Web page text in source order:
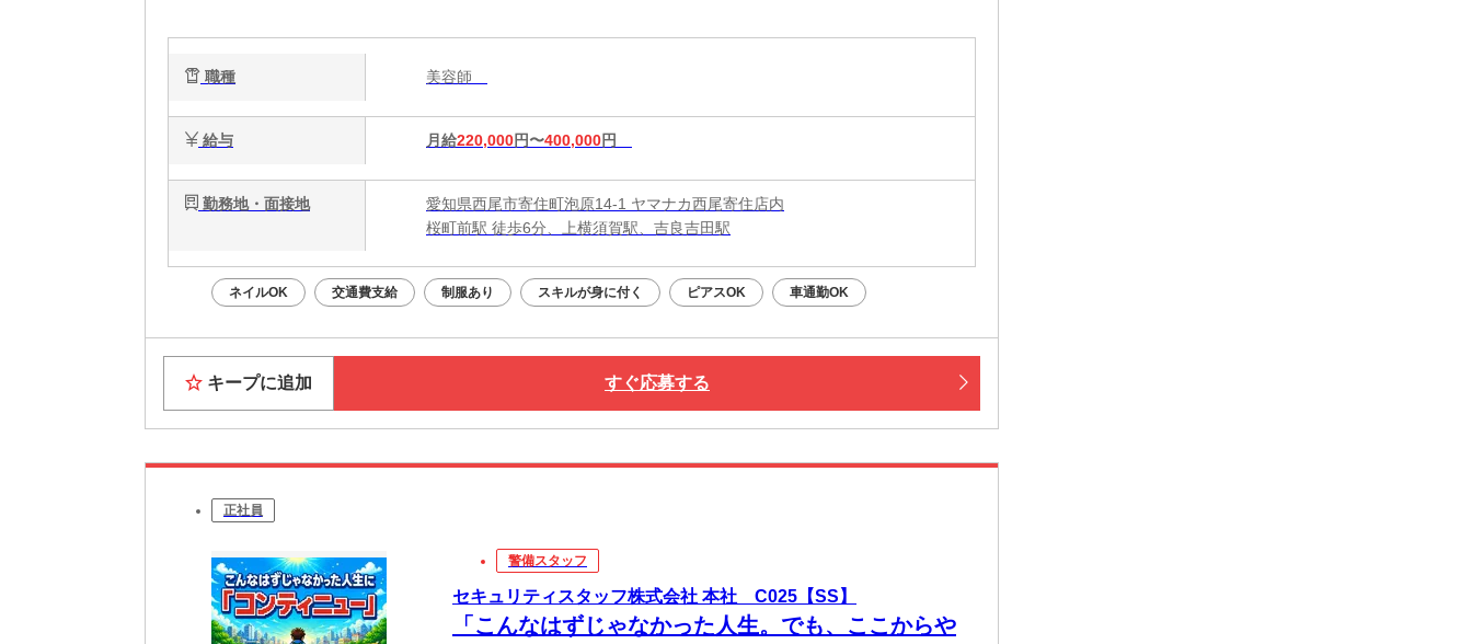
職種 美容師
給与 月給220,000円〜400,000円
勤務地・面接地
愛知県西尾市寄住町泡原14-1 ヤマナカ西尾寄住店内
桜町前駅 徒歩6分、上横須賀駅、吉良吉田駅
ネイルOK 交通費支給 制服あり スキルが身に付く ピアスOK 車通勤OK
キープに追加 すぐ応募する
正社員
警備スタッフ
セキュリティスタッフ株式会社 本社 C025【SS】
「こんなはずじゃなかった人生。でも、ここからや